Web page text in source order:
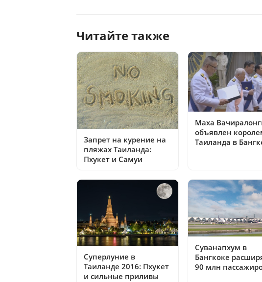
Читайте также
Запрет на курение на
пляжах Таиланда:
Пхукет и Самуи
Маха
объявлен
Таиланда в
Суперлуние в
Таиланде 2016: Пхукет
и сильные приливы
Суванапхум в
Бангкоке
90 млн